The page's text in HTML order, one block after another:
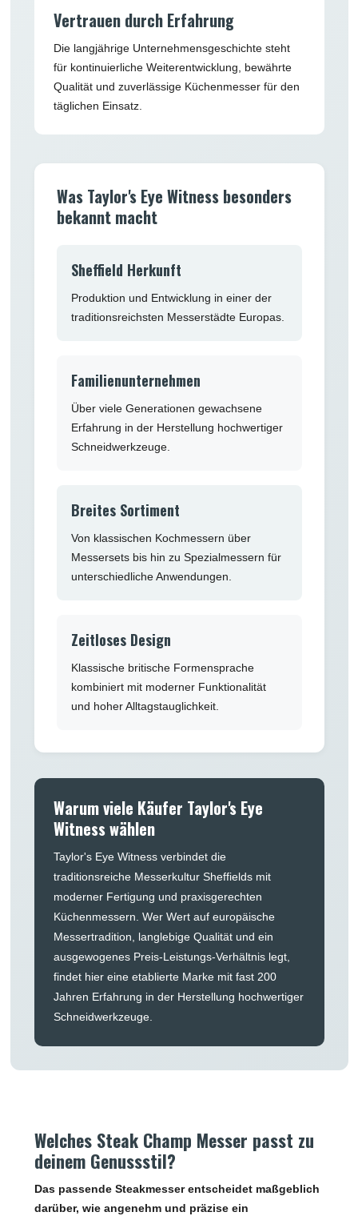
Vertrauen durch Erfahrung
Die langjährige Unternehmensgeschichte steht
für kontinuierliche Weiterentwicklung, bewährte
Qualität und zuverlässige Küchenmesser für den
täglichen Einsatz.
Was Taylor's Eye Witness besonders
bekannt macht
Sheffield Herkunft
Produktion und Entwicklung in einer der
traditionsreichsten Messerstädte Europas.
Familienunternehmen
Über viele Generationen gewachsene
Erfahrung in der Herstellung hochwertiger
Schneidwerkzeuge.
Breites Sortiment
Von klassischen Kochmessern über
Messersets bis hin zu Spezialmessern für
unterschiedliche Anwendungen.
Zeitloses Design
Klassische britische Formensprache
kombiniert mit moderner Funktionalität
und hoher Alltagstauglichkeit.
Warum viele Käufer Taylor's Eye
Witness wählen
Taylor's Eye Witness verbindet die
traditionsreiche Messerkultur Sheffields mit
moderner Fertigung und praxisgerechten
Küchenmessern. Wer Wert auf europäische
Messertradition, langlebige Qualität und ein
ausgewogenes Preis-Leistungs-Verhältnis legt,
findet hier eine etablierte Marke mit fast 200
Jahren Erfahrung in der Herstellung hochwertiger
Schneidwerkzeuge.
Welches Steak Champ Messer passt zu
deinem Genussstil?
Das passende Steakmesser entscheidet maßgeblich
darüber, wie angenehm und präzise ein